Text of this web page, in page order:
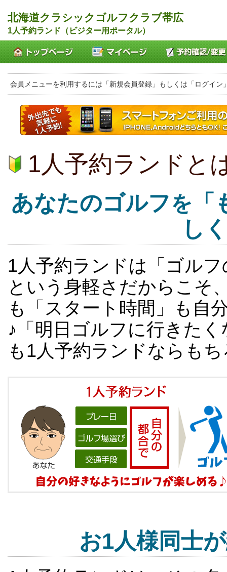
北海道クラシックゴルフクラブ帯広
1人予約ランド（ビジター用ポータル）
会員メニューを利用するには「新規会員登録」もしくは「ログイン
1人予約ランドと
あなたのゴルフを
し
1人予約ランドは「ゴル
という身軽さだからこそ
も「スタート時間」も自
♪「明日ゴルフに行きた
も1人予約ランドならも
お1人様同士